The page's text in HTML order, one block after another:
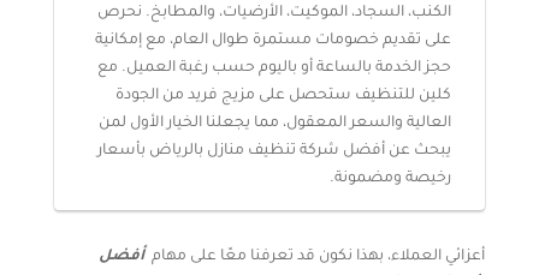
الكنب، السجاد، الموكيت، الأرضيات، والمطابخ. نحرص
على تقديم خصومات مستمرة طوال العام، مع إمكانية
حجز الخدمة بالساعة أو باليوم حسب رغبة العميل. مع
كلين للتنظيف ستحصل على مزيج فريد من الجودة
العالية والسعر المعقول، مما يجعلنا الخيار الأول لمن
يبحث عن أفضل شركة تنظيف منازل بالرياض بأسعار
رخيصة ومضمونة.
أعزائي العملاء، بهذا نكون قد تعرفنا معًا على مهامأفضل